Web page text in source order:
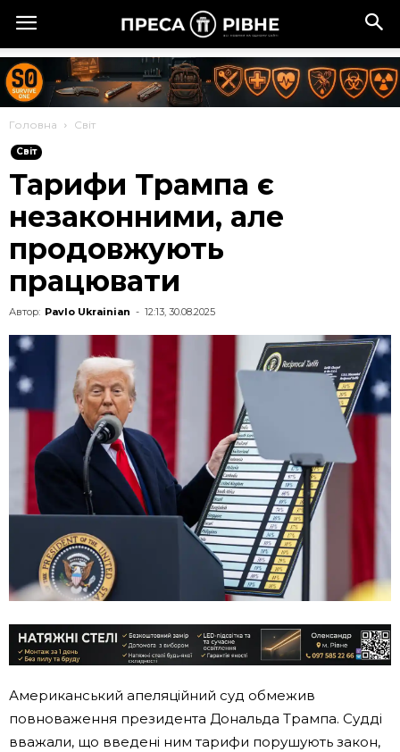
Головна Cвіт
Cвіт
Тарифи Трампа є
незаконними, але
продовжують
працювати
Автор: Pavlo Ukrainian - 12:13, 30.08.2025
Американський апеляційний суд обмежив
повноваження президента Дональда Трампа. Судді
вважали, що введені ним тарифи порушують закон,